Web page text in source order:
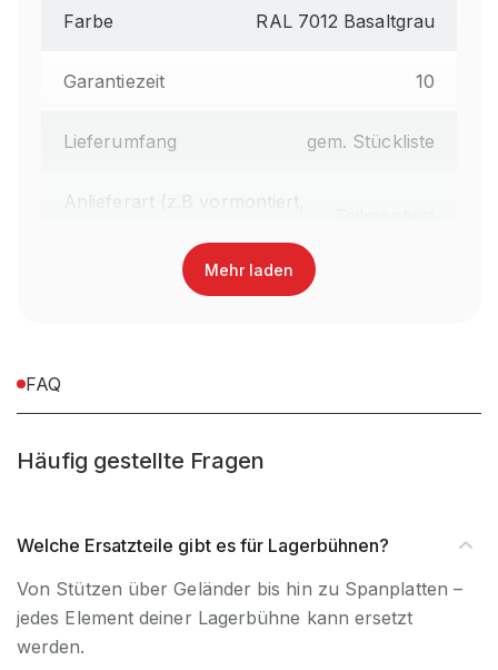
Farbe RAL 7012 Basaltgrau
Garantiezeit 10
Lieferumfang gem. Stückliste
Anlieferart (z.B vormontiert,
Montageart (Steckbar /
exkl. Werkzeug
UV-
Artikel-Höhe (mm) 120 mm
Artikel-Breite (mm) 230 mm
Mehr laden
FAQ
Häufig gestellte Fragen
Welche Ersatzteile gibt es für Lagerbühnen?
Von Stützen über Geländer bis hin zu Spanplatten –
jedes Element deiner Lagerbühne kann ersetzt
werden.